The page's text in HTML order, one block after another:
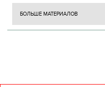
БОЛЬШЕ МАТЕРИАЛОВ